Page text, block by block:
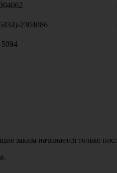
2304086
заказа начинается только